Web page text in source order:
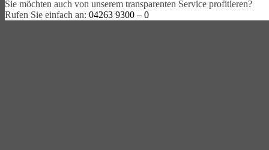
Sie möchten auch von unserem transparenten Service profitieren?
Rufen Sie einfach an: 04263 9300 – 0